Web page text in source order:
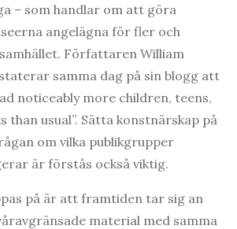
– som handlar om att göra
angelägna för fler och
Författaren William
samma dag på sin blogg att
noticeably more children, teens,
than usual”. Sätta konstnärskap på
om vilka publikgrupper
är förstås också viktig.
på är att framtiden tar sig an
material med samma